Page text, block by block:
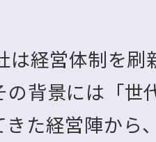
は経営体制を
の背景には「世
きた経営陣から